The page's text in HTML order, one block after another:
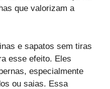
que valorizam a
e sapatos sem tiras
esse efeito. Eles
especialmente
ou saias. Essa